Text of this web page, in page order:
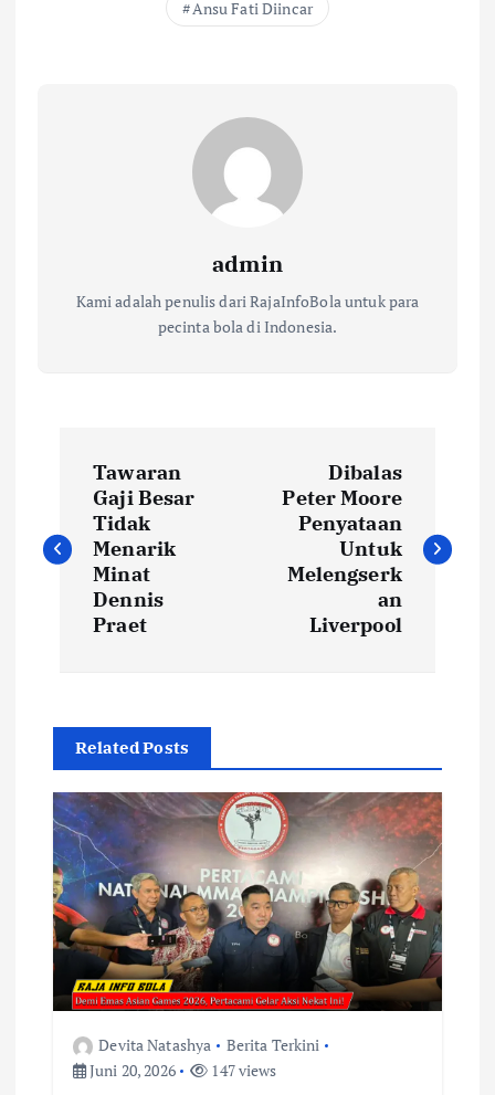
Ansu Fati Diincar
admin
Kami adalah penulis dari RajaInfoBola untuk para
pecinta bola di Indonesia.
v
a
s
p
o
s
Tawaran
Gaji Besar
Tidak
Menarik
Minat
Dennis
Praet
Dibalas
Peter Moore
Penyataan
Untuk
Melengserk
an
Liverpool
Related Posts
Devita Natashya
Berita Terkini
Juni 20, 2026
147 views